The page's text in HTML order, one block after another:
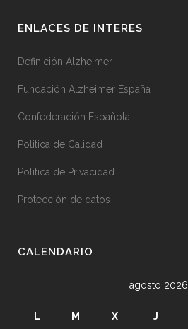
ENLACES DE INTERES
Definición Alzheimer
Fundación Alzheimer España
Confederación Española
Politica de Calidad
Politica de Privacidad
Protección de datos
CALENDARIO
agosto 2026
L M X J